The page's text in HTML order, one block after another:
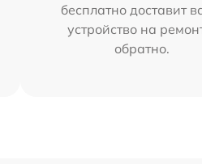
бесплатно доставит
устройство на
обратно.